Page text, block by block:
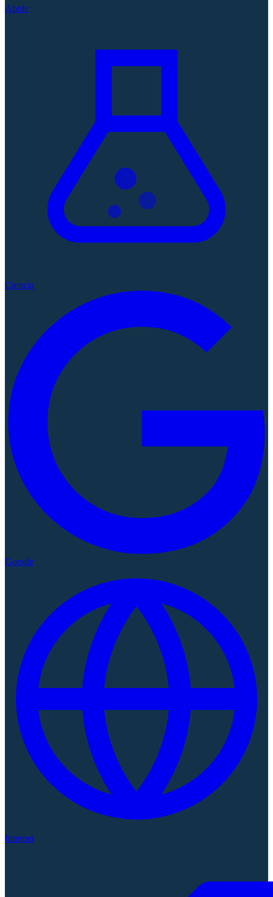
Apple
Ciencia
Google
Internet